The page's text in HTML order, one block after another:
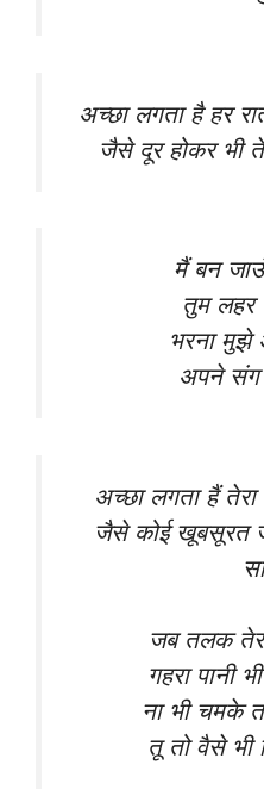
अच्छा लगता है हर
जैसे दूर होकर भी
मैं बन
तुम लहर
भरना मुझे
अपने संग
अच्छा लगता हैं
जैसे कोई खूबसूरत
जब तलक
गहरा पानी
ना भी चमके
तू तो वैसे भी